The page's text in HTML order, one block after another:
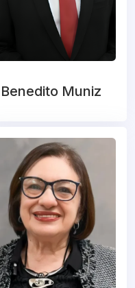
Benedito Muniz